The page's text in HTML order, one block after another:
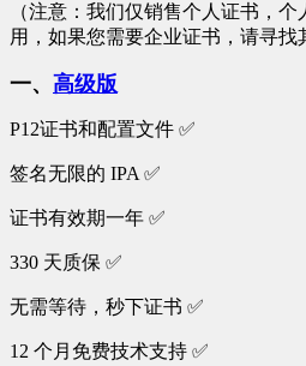
（注意：我们仅销售个人证书，
用，如果您需要企业证书，请寻找
一、 高级版
P12证书和配置文件 ✅
签名无限的 IPA ✅
证书有效期一年 ✅
330 天质保 ✅
无需等待，秒下证书 ✅
12 个月免费技术支持 ✅